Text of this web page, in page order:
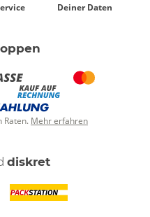
Deiner Daten
Raten. Mehr erfahren
diskret